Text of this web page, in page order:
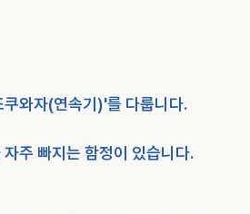
와자(연속기)'를 다룹니다.
주 빠지는 함정이 있습니다.